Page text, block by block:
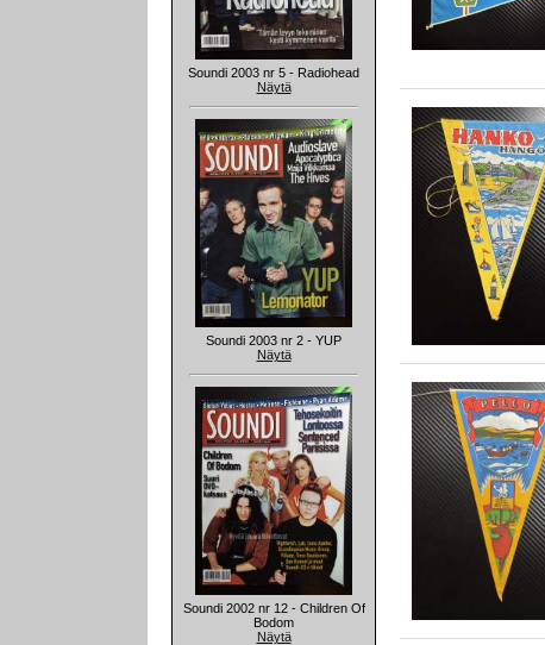
Soundi 2003 nr 5 - Radiohead
Näytä
Soundi 2003 nr 2 - YUP
Näytä
Soundi 2002 nr 12 - Children Of
Bodom
Näytä